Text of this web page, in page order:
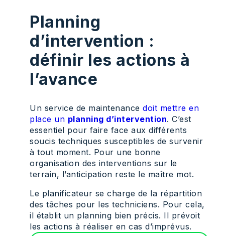
Planning
d’intervention :
définir les actions à
l’avance
Un service de maintenancedoit mettre en
place un planning d’intervention. C’est
essentiel pour faire face aux différents
soucis techniques susceptibles de survenir
à tout moment. Pour une bonne
organisation des interventions sur le
terrain, l’anticipation reste le maître mot.
Le planificateur se charge de la répartition
des tâches pour les techniciens. Pour cela,
il établit un planning bien précis. Il prévoit
les actions à réaliser en cas d’imprévus.